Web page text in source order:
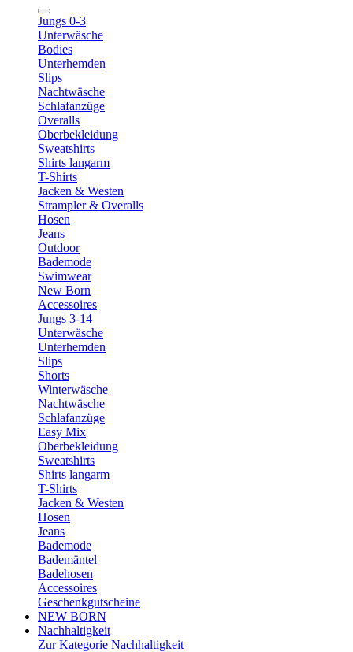
Jungs 0-3
Unterwäsche
Bodies
Unterhemden
Slips
Nachtwäsche
Schlafanzüge
Overalls
Oberbekleidung
Sweatshirts
Shirts langarm
T-Shirts
Jacken & Westen
Strampler & Overalls
Hosen
Jeans
Outdoor
Bademode
Swimwear
New Born
Accessoires
Jungs 3-14
Unterwäsche
Unterhemden
Slips
Shorts
Winterwäsche
Nachtwäsche
Schlafanzüge
Easy Mix
Oberbekleidung
Sweatshirts
Shirts langarm
T-Shirts
Jacken & Westen
Hosen
Jeans
Bademode
Bademäntel
Badehosen
Accessoires
Geschenkgutscheine
NEW BORN
Nachhaltigkeit
Zur Kategorie Nachhaltigkeit